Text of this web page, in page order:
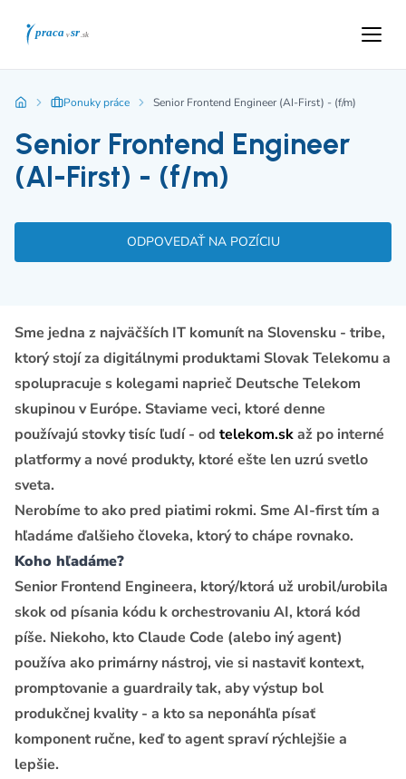
Ponuky práce Senior Frontend Engineer (AI-First) - (f/m)
Senior Frontend Engineer
(AI-First) - (f/m)
ODPOVEDAŤ NA POZÍCIU
Sme jedna z najväčších IT komunít na Slovensku - tribe,
ktorý stojí za digitálnymi produktami Slovak Telekomu a
spolupracuje s kolegami naprieč Deutsche Telekom
skupinou v Európe. Staviame veci, ktoré denne
používajú stovky tisíc ľudí - od telekom.skaž po interné
platformy a nové produkty, ktoré ešte len uzrú svetlo
sveta.
Nerobíme to ako pred piatimi rokmi. Sme AI-first tím a
hľadáme ďalšieho človeka, ktorý to chápe rovnako.
Koho hľadáme?
Senior Frontend Engineera, ktorý/ktorá už urobil/urobila
skok od písania kódu k orchestrovaniu AI, ktorá kód
píše. Niekoho, kto Claude Code (alebo iný agent)
používa ako primárny nástroj, vie si nastaviť kontext,
promptovanie a guardraily tak, aby výstup bol
produkčnej kvality - a kto sa neponáhľa písať
komponent ručne, keď to agent spraví rýchlejšie a
lepšie.